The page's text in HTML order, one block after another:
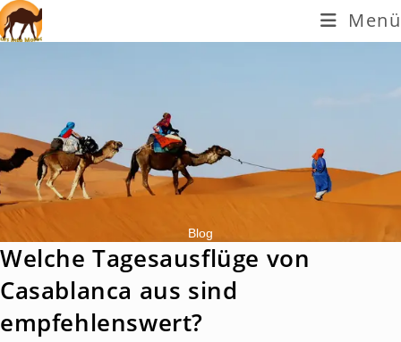
Menü
Blog
Welche Tagesausflüge von
Casablanca aus sind
empfehlenswert?